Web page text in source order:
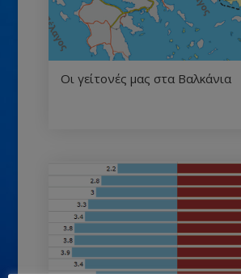
Οι γείτονές μας στα Βαλκάνια